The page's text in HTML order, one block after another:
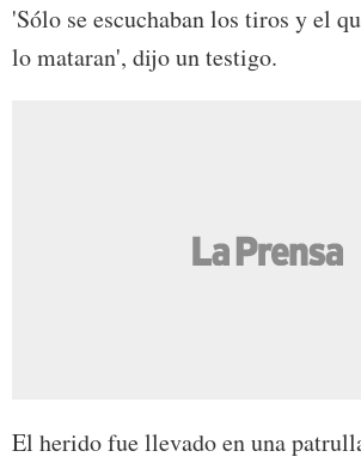
'Sólo se escuchaban los tiros y el
lo mataran', dijo un testigo.
El herido fue llevado en una